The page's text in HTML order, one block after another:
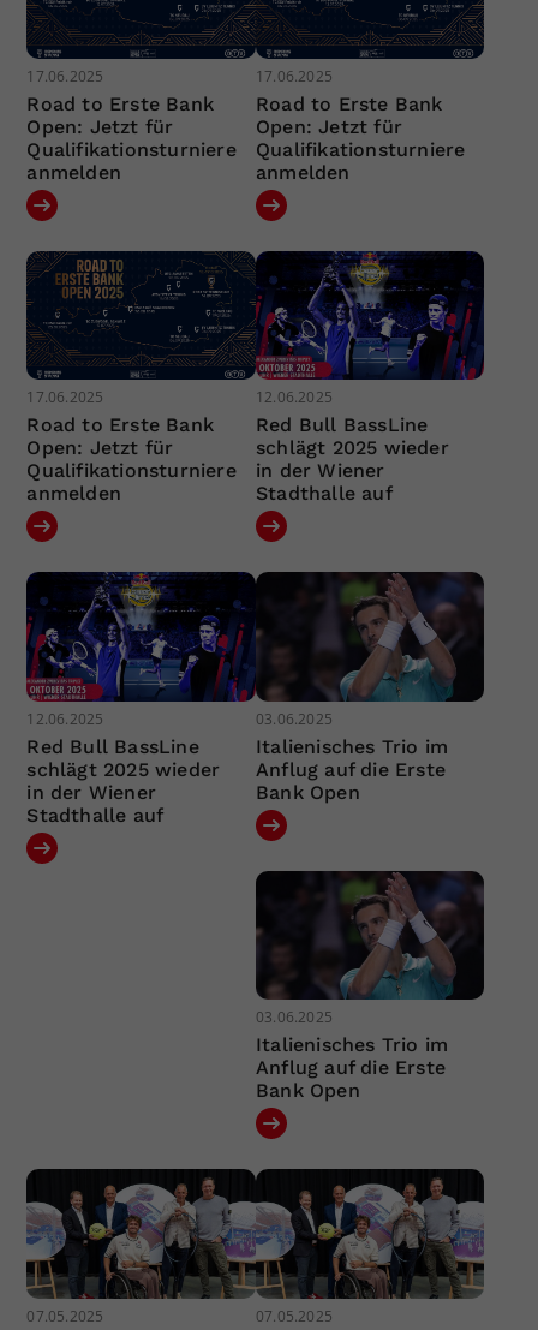
17.06.2025
Road to Erste Bank
Open: Jetzt für
Qualifikationsturniere
anmelden
17.06.2025
Road to Erste Bank
Open: Jetzt für
Qualifikationsturniere
anmelden
17.06.2025
Road to Erste Bank
Open: Jetzt für
Qualifikationsturniere
anmelden
12.06.2025
Red Bull BassLine
schlägt 2025 wieder
in der Wiener
Stadthalle auf
12.06.2025
Red Bull BassLine
schlägt 2025 wieder
in der Wiener
Stadthalle auf
03.06.2025
Italienisches Trio im
Anflug auf die Erste
Bank Open
03.06.2025
Italienisches Trio im
Anflug auf die Erste
Bank Open
07.05.2025 07.05.2025